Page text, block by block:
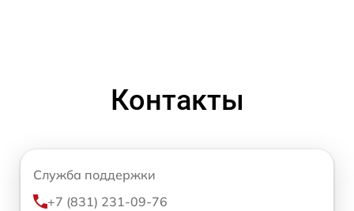
Контакты
Служба поддержки
+7 (831) 231-09-76